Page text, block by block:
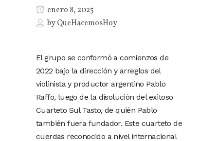
enero 8, 2025
byQueHacemosHoy
El grupo se conformó a comienzos de
2022 bajo la dirección y arreglos del
violinista y productor argentino Pablo
Raffo, luego de la disolución del exitoso
Cuarteto Sul Tasto, de quién Pablo
también fuera fundador. Este cuarteto de
cuerdas reconocido a nivel internacional